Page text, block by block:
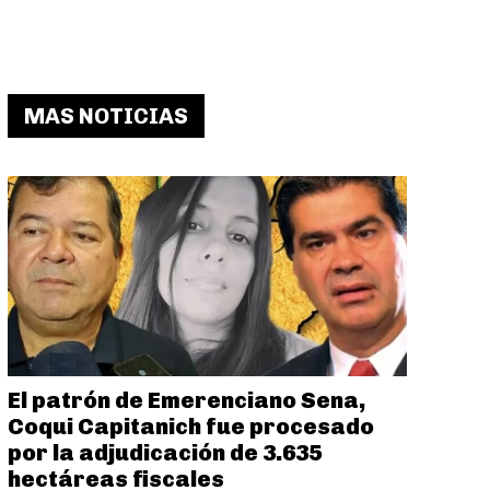
MAS NOTICIAS
El patrón de Emerenciano Sena,
Coqui Capitanich fue procesado
por la adjudicación de 3.635
hectáreas fiscales